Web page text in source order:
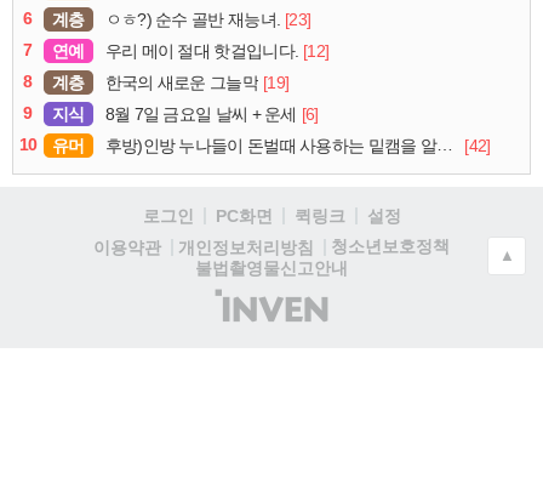
6
계층 ㅇㅎ?) 순수 골반 재능녀. [23]
7
연예 우리 메이 절대 핫걸입니다. [12]
8
계층 한국의 새로운 그늘막 [19]
9
지식 8월 7일 금요일 날씨 + 운세 [6]
10
유머 후방)인방 누나들이 돈벌때 사용하는 밑캠을 알아보자 [42]
로그인 PC화면 퀵링크
설정
이용약관
개인정보처리방침
청소년보호정책
불법촬영물신고안내
(주)
인
▲